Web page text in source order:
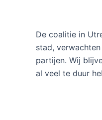
De coalitie in
stad,
partijen. Wij
al veel te duur